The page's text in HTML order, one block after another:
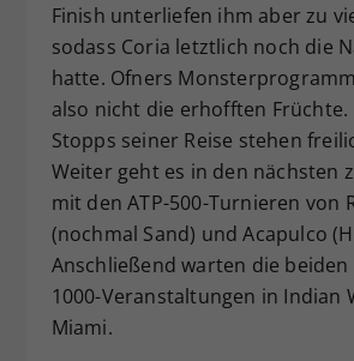
Finish unterliefen ihm aber zu
sodass Coria letztlich noch die
hatte. Ofners
also nicht die erhofften
Stopps seiner Reise stehen
Weiter geht es in den nächsten
mit den ATP-500-Turnieren von
(nochmal Sand) und Acapulco
Anschließend warten die beiden
1000-Veranstaltungen in Indian
Miami.